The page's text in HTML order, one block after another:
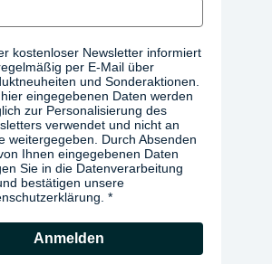
kostenloser Newsletter informiert
per E-Mail über
und Sonderaktionen.
eingegebenen Daten werden
zur Personalisierung des
verwendet und nicht an
weitergegeben. Durch Absenden
Ihnen eingegebenen Daten
Sie in die Datenverarbeitung
bestätigen unsere
Anmelden